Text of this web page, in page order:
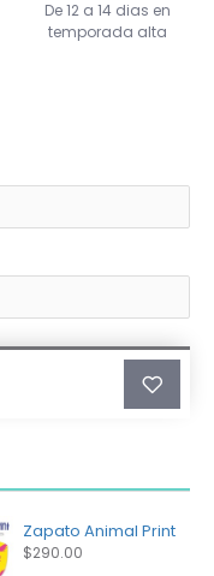
De 12 a 14 dias en
temporada alta
Zapato Animal Print
$290.00